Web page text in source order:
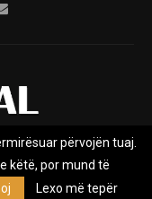
përvojën tuaj.
këtë, por mund të
Lexo më tepër